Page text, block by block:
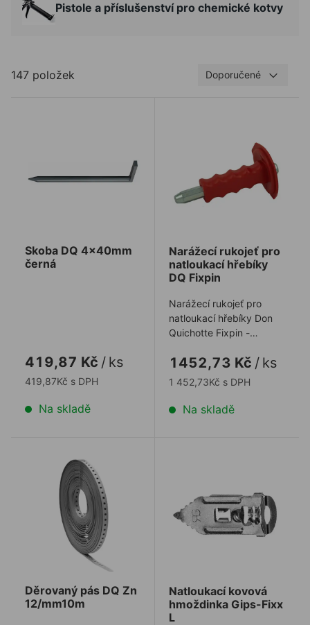
Pistole a příslušenství pro chemické kotvy
147 položek Doporučené
Skoba DQ 4x40mm
černá
419,87 Kč / ks
419,87Kč s DPH
Na skladě
Narážecí rukojeť pro
natloukací hřebíky
DQ Fixpin
Narážecí rukojeť pro
natloukací hřebíky Don
Quichotte Fixpin -
1452,73 Kč / ks
1 452,73Kč s DPH
Na skladě
Děrovaný pás DQ Zn 12/mm10m
Děrovaný pás DQ Zn
12/mm10m
Natloukací kovová
hmoždinka Gips-Fixx
L